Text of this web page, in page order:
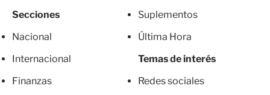
Secciones
Nacional
Internacional
Finanzas
Suplementos
Última Hora
Temas de interés
Redes sociales